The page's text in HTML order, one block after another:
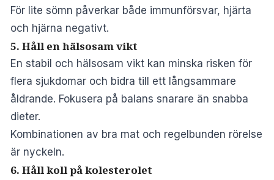
För lite sömn påverkar både immunförsvar, hjärta
och hjärna negativt.
5. Håll en hälsosam vikt
En stabil och hälsosam vikt kan minska risken för
flera sjukdomar och bidra till ett långsammare
åldrande. Fokusera på balans snarare än snabba
dieter.
Kombinationen av bra mat och regelbunden rörelse
är nyckeln.
6. Håll koll på kolesterolet